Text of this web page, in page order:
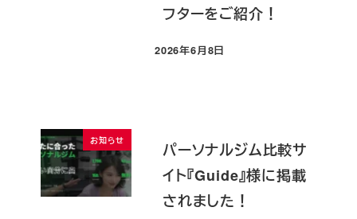
フターをご紹介！
投稿日
2026年6月8日
お知らせ
パーソナルジム比較サ
イト『Guide』様に掲載
されました！